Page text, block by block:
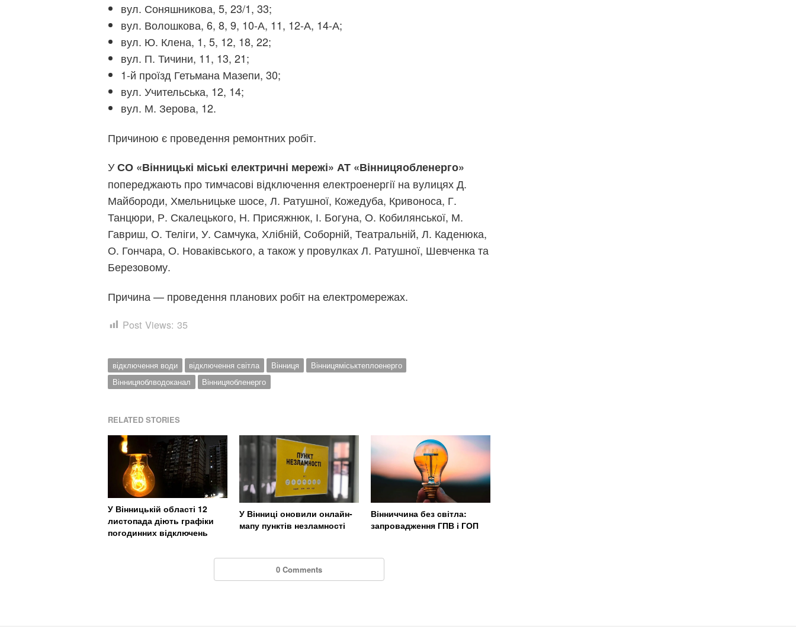
вул. Соняшникова, 5, 23/1, 33;
вул. Волошкова, 6, 8, 9, 10-А, 11, 12-А, 14-А;
вул. Ю. Клена, 1, 5, 12, 18, 22;
вул. П. Тичини, 11, 13, 21;
1-й проїзд Гетьмана Мазепи, 30;
вул. Учительська, 12, 14;
вул. М. Зерова, 12.
Причиною є проведення ремонтних робіт.
УСО «Вінницькі міські електричні мережі» АТ «Вінницяобленерго»
попереджають про тимчасові відключення електроенергії на вулицях Д.
Майбороди, Хмельницьке шосе, Л. Ратушної, Кожедуба, Кривоноса, Г.
Танцюри, Р. Скалецького, Н. Присяжнюк, І. Богуна, О. Кобилянської, М.
Гавриш, О. Теліги, У. Самчука, Хлібній, Соборній, Театральній, Л. Каденюка,
О. Гончара, О. Новаківського, а також у провулках Л. Ратушної, Шевченка та
Березовому.
Причина — проведення планових робіт на електромережах.
Post Views: 35
відключення води відключення світла Вінниця
Вінницяміськтеплоенерго
Вінницяоблводоканал
Вінницяобленерго
RELATED STORIES
У Вінницькій області 12
листопада діють графіки
погодинних відключень
У Вінниці оновили онлайн-
мапу пунктів незламності
Вінниччина без світла:
запровадження ГПВ і ГОП
0 Comments